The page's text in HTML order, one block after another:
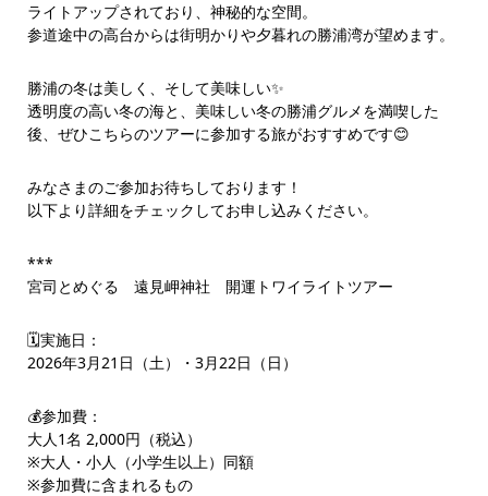
ライトアップされており、神秘的な空間。
参道途中の高台からは街明かりや夕暮れの勝浦湾が望めます。
勝浦の冬は美しく、そして美味しい✨
透明度の高い冬の海と、美味しい冬の勝浦グルメを満喫した
後、ぜひこちらのツアーに参加する旅がおすすめです😊
みなさまのご参加お待ちしております！
以下より詳細をチェックしてお申し込みください。
***
宮司とめぐる 遠見岬神社 開運トワイライトツアー
🗓️実施日：
2026年3月21日（土）・3月22日（日）
💰参加費：
大人1名 2,000円（税込）
※大人・小人（小学生以上）同額
※参加費に含まれるもの